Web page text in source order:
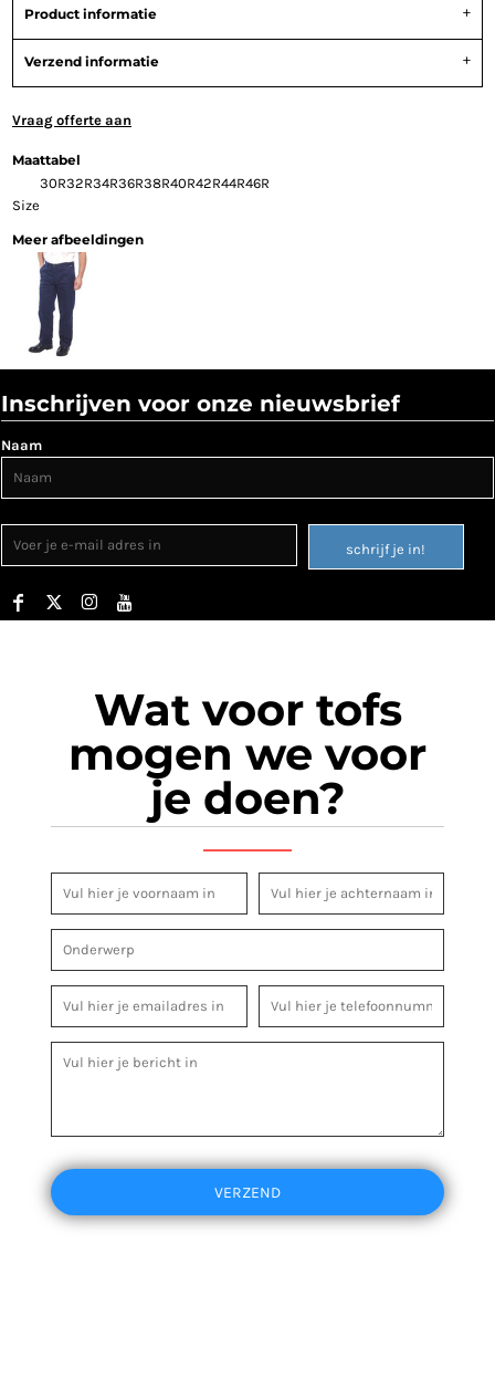
Product informatie
Verzend informatie
Vraag offerte aan
Maattabel
30R32R34R36R38R40R42R44R46R
Size
Meer afbeeldingen
Inschrijven voor onze nieuwsbrief
Naam
schrijf je in!
Wat voor tofs
mogen we voor
je doen?
VERZEND